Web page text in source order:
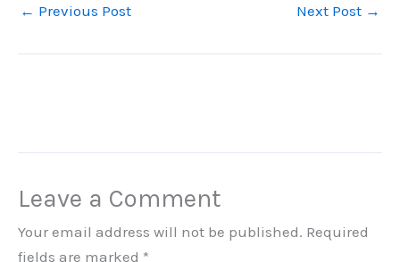
← Previous Post Next Post →
Leave a Comment
Your email address will not be published. Required
fields are marked *